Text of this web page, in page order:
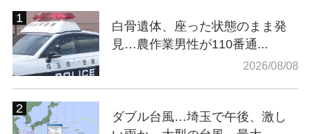
白骨遺体、座った状態のまま発
見…農作業男性が110番通...
2026/08/08
ダブル台風…埼玉で午後、激し